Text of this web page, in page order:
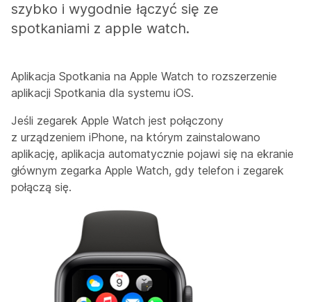
szybko i wygodnie łączyć się ze
spotkaniami z apple watch.
Aplikacja Spotkania na Apple Watch to rozszerzenie
aplikacji Spotkania dla systemu iOS.
Jeśli zegarek Apple Watch jest połączony
z urządzeniem iPhone, na którym zainstalowano
aplikację, aplikacja automatycznie pojawi się na ekranie
głównym zegarka Apple Watch, gdy telefon i zegarek
połączą się.